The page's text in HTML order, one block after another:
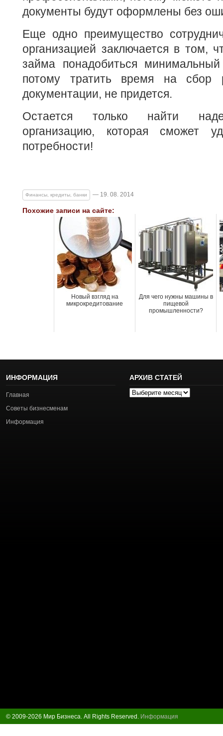
документы будут оформлены без
Еще одно преимущество
организацией заключается в том,
займа понадобиться минимальный
потому тратить время на сбор
документации, не придется.
Остается только найти
организацию, которая сможет
потребности!
Финансы, кредиты, банки — 19. 08. 2014
Похожие записи на сайте:
Новый взгляд на
микрокредитование
Для чего нужны машины в
пищевой
промышленности?
ИНФОРМАЦИЯ
Главная
Советы бизнесменам
Информация
АРХИВ СТАТЕЙ
Архив
© 2009-2026 Мир Бизнеса. All Rights Reserved. Информация